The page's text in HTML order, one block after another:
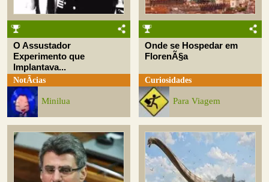
O Assustador
Experimento que
Implantava...
NotÃ­cias
Minilua
Onde se Hospedar em
FlorenÃ§a
Curiosidades
Para Viagem